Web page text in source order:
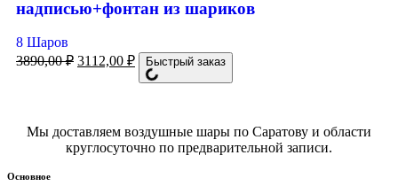
надписью+фонтан из шариков
8 Шаров
3890,00₽ 3112,00 ₽ Быстрый заказ
Мы доставляем воздушные шары по Саратову и области
круглосуточно по предварительной записи.
Основное